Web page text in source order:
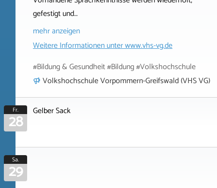
gefestigt und…
mehr anzeigen
Weitere Informationen unterwww.vhs-vg.de
#Bildung & Gesundheit #Bildung #Volkshochschule
Volkshochschule Vorpommern-Greifswald (VHS VG)
Fr.
28 Gelber Sack
Sa.
29